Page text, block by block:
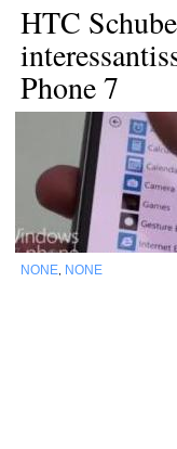
HTC
Phone 7
NONE NONE